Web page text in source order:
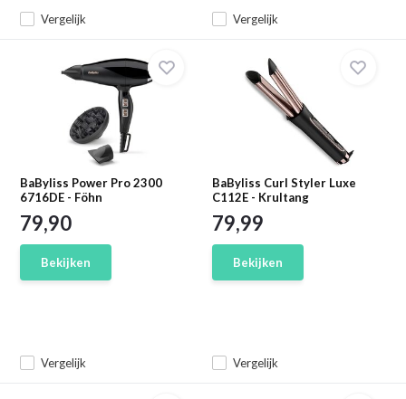
Vergelijk Vergelijk
BaByliss Power Pro 2300
6716DE - Föhn
Vergelijk
79,90
Bekijken
BaByliss Curl Styler Luxe
C112E - Krultang
Vergelijk
79,99
Bekijken